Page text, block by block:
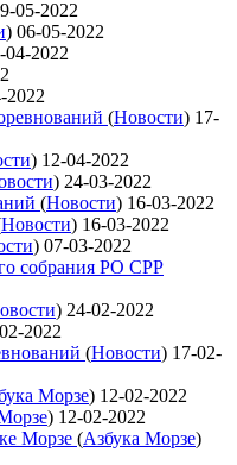
05-2022
) 06-05-2022
04-2022
2022
(Новости) 17-
) 12-04-2022
) 24-03-2022
(Новости) 16-03-2022
Новости) 16-03-2022
) 07-03-2022
собрания РО СРР
) 24-02-2022
2022
(Новости) 17-02-
Морзе) 12-02-2022
) 12-02-2022
Морзе (Азбука Морзе)